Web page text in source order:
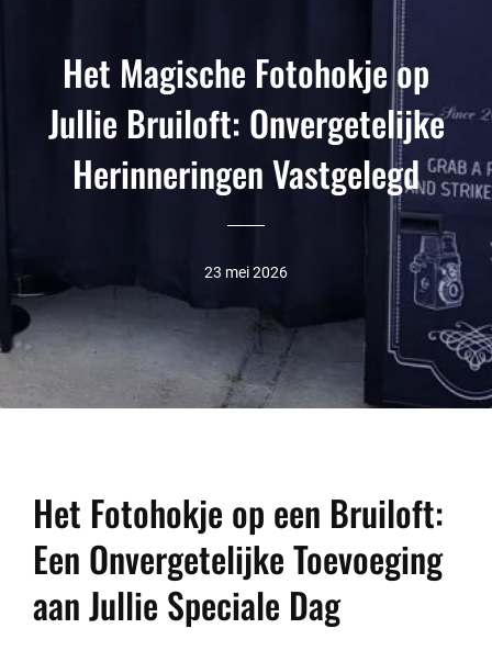
Het Magische Fotohokje op
Jullie Bruiloft: Onvergetelijke
Herinneringen Vastgelegd
23 mei 2026
Het Fotohokje op een Bruiloft:
Een Onvergetelijke Toevoeging
aan Jullie Speciale Dag